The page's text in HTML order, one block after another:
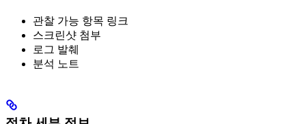
관찰 가능 항목 링크
스크린샷 첨부
로그 발췌
분석 노트